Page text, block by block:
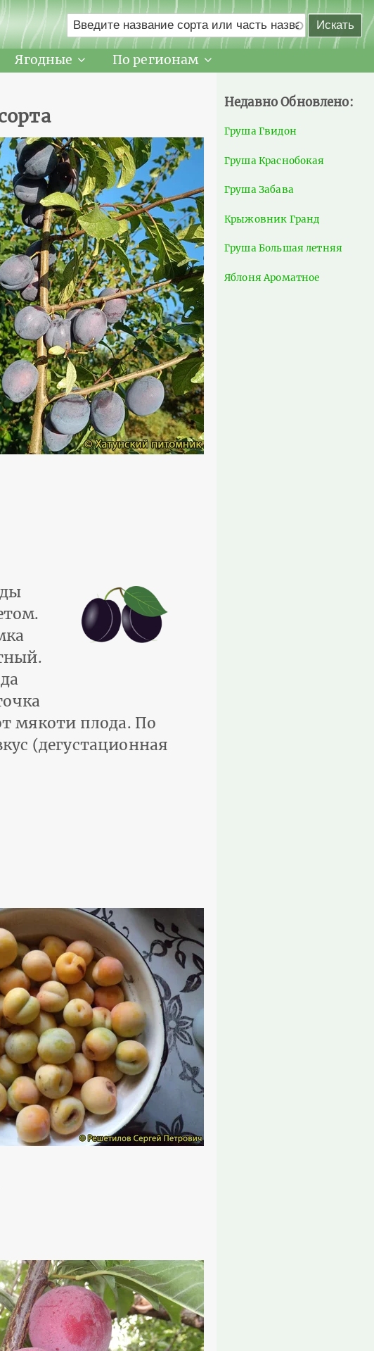
Ягодные
По регионам
мякоти плода. По
(дегустационная
Недавно Обновлено:
Груша Гвидон
Груша Краснобокая
Груша Забава
Крыжовник Гранд
Груша Большая летняя
Яблоня Ароматное